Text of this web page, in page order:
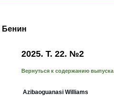
Бенин
2025. Т. 22. №2
Вернуться к содержанию выпуска
Azibaoguanasi Williams